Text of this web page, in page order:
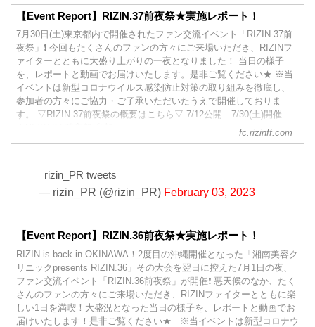
【Event Report】RIZIN.37前夜祭★実施レポート！
7月30日(土)東京都内で開催されたファン交流イベント「RIZIN.37前
夜祭」❗ 今回もたくさんのファンの方々にご来場いただき、RIZINフ
ァイターとともに大盛り上がりの一夜となりました！ 当日の様子
を、レポートと動画でお届けいたします。是非ご覧ください★ ※当
イベントは新型コロナウイルス感染防止対策の取り組みを徹底し、
参加者の方々にご協力・ご了承いただいたうえで開催しておりま
す。 ▽RIZIN.37前夜祭の概要はこちら▽ 7/12公開 7/30(土)開催
fc.rizinff.com
rizin_PR tweets
— rizin_PR (@rizin_PR) February 03, 2023
【Event Report】RIZIN.36前夜祭★実施レポート！
RIZIN is back in OKINAWA！2度目の沖縄開催となった「湘南美容ク
リニックpresents RIZIN.36」その大会を翌日に控えた7月1日の夜、
ファン交流イベント「RIZIN.36前夜祭」が開催❗ 悪天候のなか、たく
さんのファンの方々にご来場いただき、RIZINファイターとともに楽
しい1日を満喫！大盛況となった当日の様子を、レポートと動画でお
届けいたします！是非ご覧ください★ ※当イベントは新型コロナウ